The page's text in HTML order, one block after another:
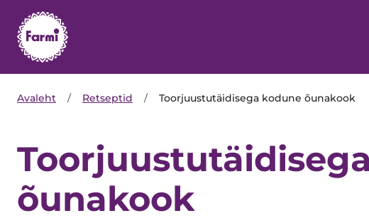
Avaleht / Retseptid / Toorjuustutäidisega kodune õunakook
õunakook